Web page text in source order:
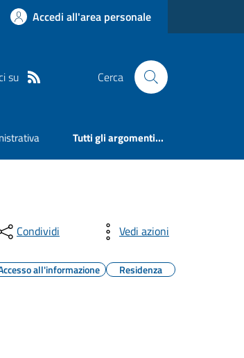
Accedi all'area personale
su Cerca
Tutti gli argomenti...
Condividi Vedi azioni
all'informazione Residenza